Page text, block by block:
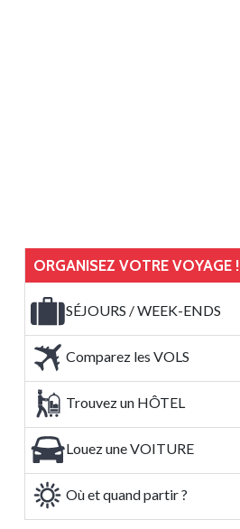
ORGANISEZ VOTRE VOYAGE !
SÉJOURS / WEEK-ENDS
Comparez les VOLS
Trouvez un HÔTEL
Louez une VOITURE
Où et quand partir ?